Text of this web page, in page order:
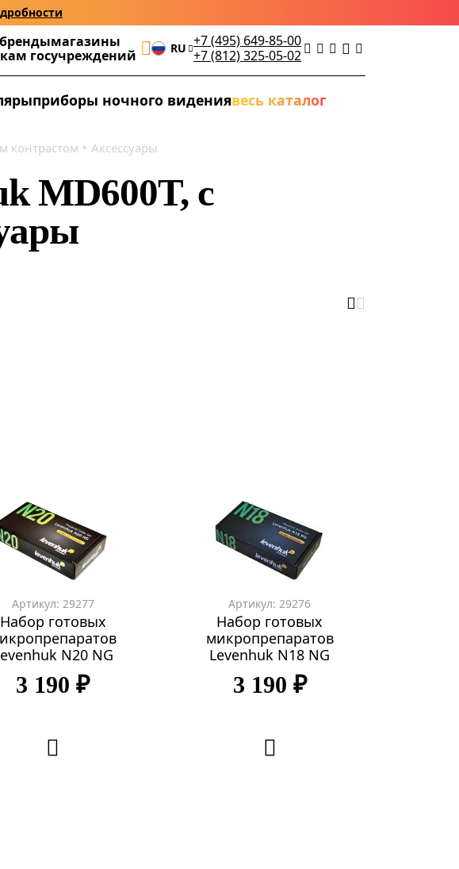
брендымагазины
госучреждений RU +7 (495) 649-85-00
+7 (812) 325-05-02
приборы ночного видениявесь каталог
контрастом Аксессуары
MD600T, с
Артикул: 29277
Набор готовых
N20 NG
3 190 ₽
Артикул: 29276
Набор готовых
микропрепаратов
Levenhuk N18 NG
3 190 ₽